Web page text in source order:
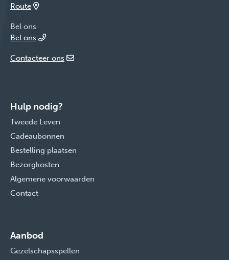
Route
Bel ons
Bel ons
Contacteer ons
Hulp nodig?
Tweede Leven
Cadeaubonnen
Bestelling plaatsen
Bezorgkosten
Algemene voorwaarden
Contact
Aanbod
Gezelschapsspellen